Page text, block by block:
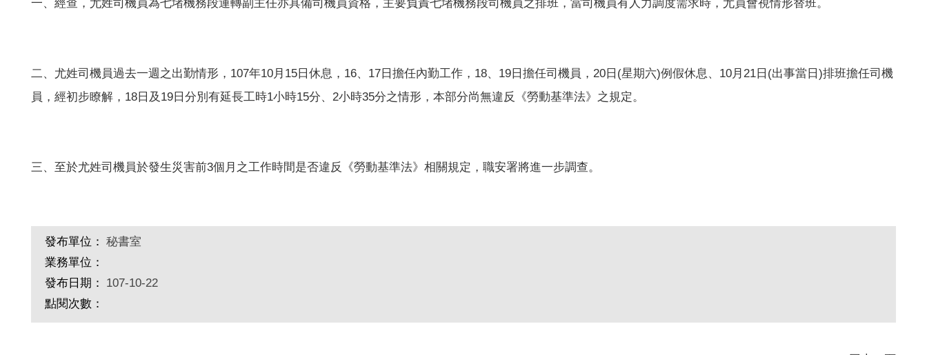
一、經查，尤姓司機員為七堵機務段運轉副主任亦具備司機員資格，主要負責七堵機務段司機員之排班，當司機員有人力調度需求時，尤員會視情形替班。
二、尤姓司機員過去一週之出勤情形， 107年10月 15 日休息， 16、 17 日擔任內勤工作， 18、 19 日擔任司機員， 20 日 (星期六)例假休息、 10月 21 日 (出事當日 )排班擔任司機
員，經初步瞭解， 18 日及 19 日分別有延長工時1小時15分、 2小時35分之情形，本部分尚無違反《勞動基準法》之規定。
三、至於尤姓司機員於發生災害前3個月之工作時間是否違反《勞動基準法》相關規定，職安署將進一步調查。
發布單位： 秘書室
業務單位：
發布日期：
107-10-22
點閱次數：